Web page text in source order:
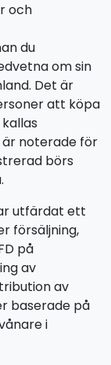
och
du
om sin
Det är
att köpa
är noterade för
börs
utfärdat ett
försäljning,
på
av
av
baserade på
i